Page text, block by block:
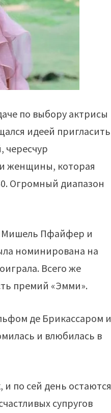
по выбору актрисы
идеей пригласить
чересчур
женщины, которая
Огромный диапазон
Мишель Пфайфер и
номинирована на
Всего же
премий «Эмми».
де Брикассаром и
и влюбилась в
по сей день остаются
супругов